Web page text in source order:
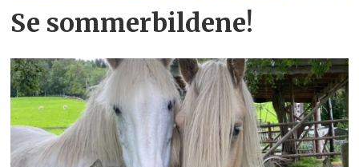
Se sommerbildene!